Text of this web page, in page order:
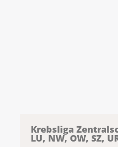
Krebsliga
LU, NW, OW, SZ,